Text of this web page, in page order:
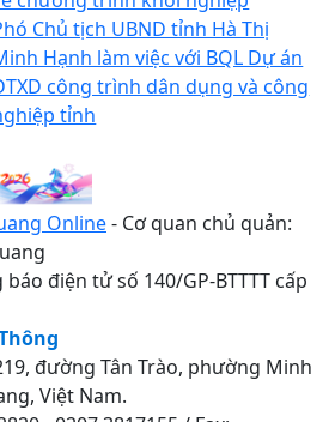
Chủ tịch UBND tỉnh Hà Thị
Hạnh làm việc với BQL Dự án
công trình dân dụng và công
tỉnh
Online- Cơ quan chủ quản:
điện tử số 140/GP-BTTTT cấp
đường Tân Trào, phường Minh
Việt Nam.